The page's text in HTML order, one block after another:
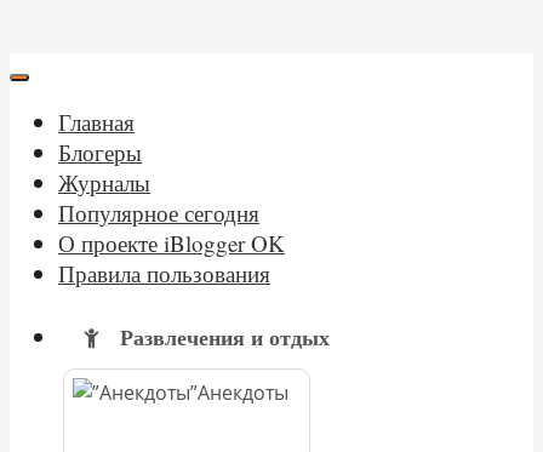
Главная
Блогеры
Журналы
Популярное сегодня
О проекте iBlogger OK
Правила пользования
Развлечения и отдых
Анекдоты